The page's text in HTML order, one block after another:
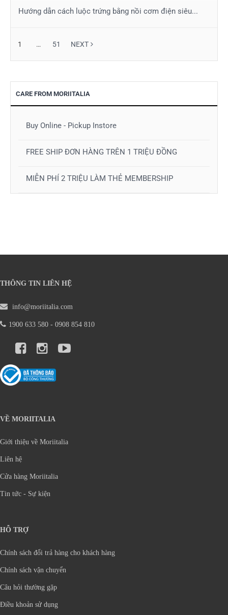
Hướng dẫn cách luộc trứng bằng nồi cơm điện siêu...
1 … 51 NEXT
CARE FROM MORIITALIA
Buy Online - Pickup Instore
FREE SHIP ĐƠN HÀNG TRÊN 1 TRIỆU ĐỒNG
MIỄN PHÍ 2 TRIỆU LÀM THẺ MEMBERSHIP
THÔNG TIN LIÊN HỆ
info@moriitalia.com
1900 633 580 - 0908 854 810
VỀ MORIITALIA
Giới thiệu về Moriitalia
Liên hệ
Cửa hàng Moriitalia
Tin tức - Sự kiện
HỖ TRỢ
Chính sách đổi trả hàng cho khách hàng
Chính sách vận chuyển
Câu hỏi thường gặp
Điều khoản sử dụng